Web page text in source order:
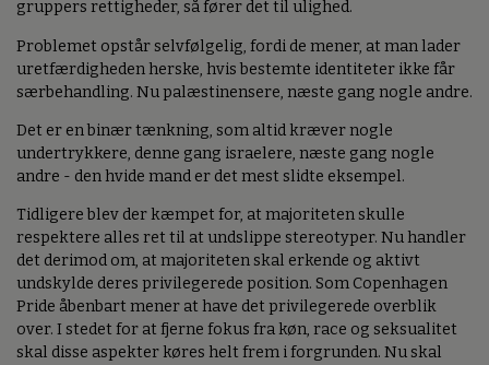
gruppers rettigheder, så fører det til ulighed.
Problemet opstår selvfølgelig, fordi de mener, at man lader
uretfærdigheden herske, hvis bestemte identiteter ikke får
særbehandling. Nu palæstinensere, næste gang nogle andre.
Det er en binær tænkning, som altid kræver nogle
undertrykkere, denne gang israelere, næste gang nogle
andre - den hvide mand er det mest slidte eksempel.
Tidligere blev der kæmpet for, at majoriteten skulle
respektere alles ret til at undslippe stereotyper. Nu handler
det derimod om, at majoriteten skal erkende og aktivt
undskylde deres privilegerede position. Som Copenhagen
Pride åbenbart mener at have det privilegerede overblik
over. I stedet for at fjerne fokus fra køn, race og seksualitet
skal disse aspekter køres helt frem i forgrunden. Nu skal